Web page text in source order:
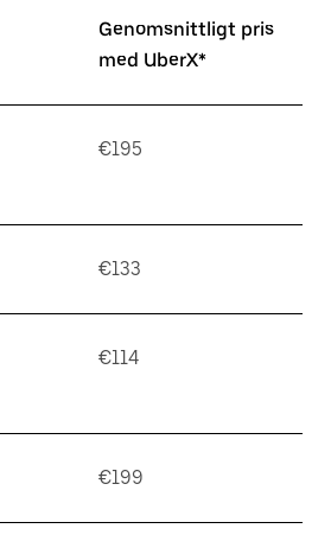
Genomsnittligt pris
med UberX*
€195
€133
€114
€199